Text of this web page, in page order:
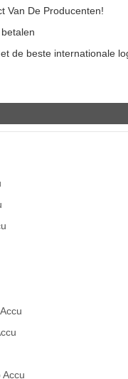
Van De Producenten!
de beste internationale
Accu